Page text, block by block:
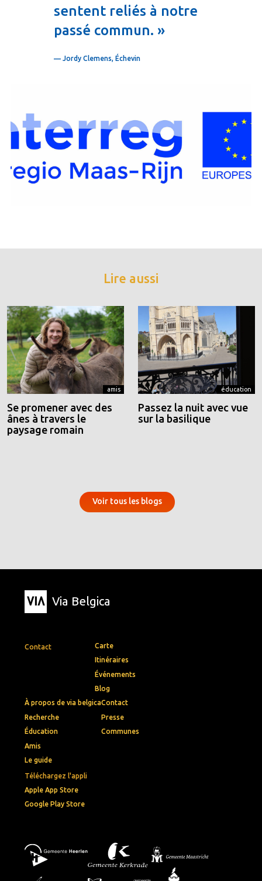
sentent reliés à notre
passé commun. »
— Jordy Clemens, Échevin
Lire aussi
amis
Se promener avec des
ânes à travers le
paysage romain
éducation
Passez la nuit avec vue
sur la basilique
Voir tous les blogs
Via Belgica
Contact
Téléchargez l'appli
Apple App Store
Google Play Store
Carte
Itinéraires
Événements
Blog
À propos de via belgica
Recherche
Éducation
Amis
Le guide
Contact
Presse
Communes